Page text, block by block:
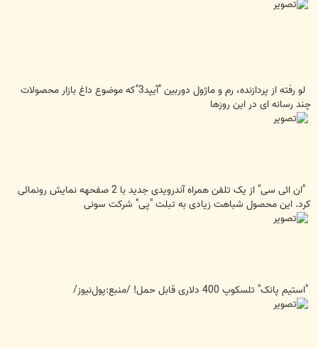
لو رفته از پردازنده، رم و ماژول دوربین "آیپد3"که موضوع داغ بازار محصولات
چند رسانه ای در این روزها
"ان ائی سی" از یک تلفن همراه آندرویدی جدید با 2 صفحهه نمایش رونمائی
کرد. این محصول شباهت زیادی به تبلت "پی" شرکت سونی
"استیم پانک" تلسکوپ 400 دلاری قابل حمل! /منبع:پول‌نيوز/